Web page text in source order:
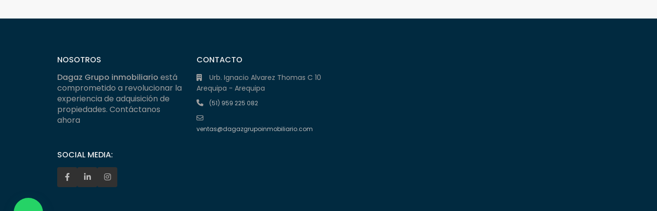
NOSOTROS
Dagaz Grupo inmobiliario está
comprometido a revolucionar la
experiencia de adquisición de
propiedades. Contáctanos
ahora
SOCIAL MEDIA:
CONTACTO
Urb. Ignacio Alvarez Thomas C 10
Arequipa - Arequipa
(51) 959 225 082
ventas@dagazgrupoinmobiliario.com